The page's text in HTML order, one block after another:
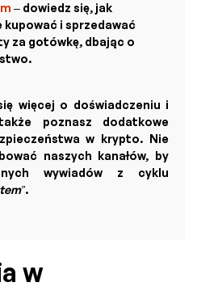
– dowiedz się, jak
kupować i sprzedawać
za gotówkę, dbając o
więcej o doświadczeniu i
poznasz dodatkowe
w krypto. Nie
naszych kanałów, by
wywiadów z cyklu
.
w